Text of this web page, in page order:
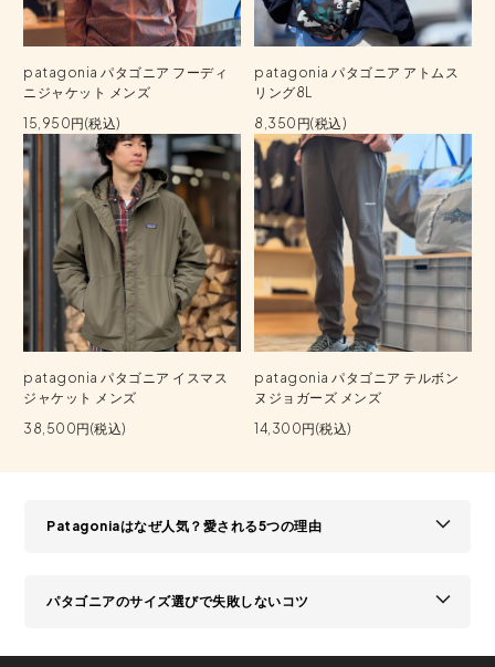
patagonia パタゴニア フーディ
ニジャケット メンズ
15,950円(税込)
patagonia パタゴニア アトムス
リング8L
8,350円(税込)
patagonia パタゴニア イスマス
ジャケット メンズ
38,500円(税込)
patagonia パタゴニア テルボン
ヌジョガーズ メンズ
14,300円(税込)
Patagoniaはなぜ人気？愛される5つの理由
パタゴニアのサイズ選びで失敗しないコツ